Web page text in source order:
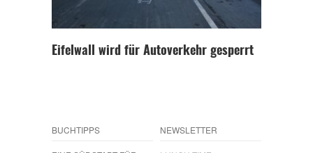
Eifelwall wird für Autoverkehr gesperrt
BUCHTIPPS NEWSLETTER